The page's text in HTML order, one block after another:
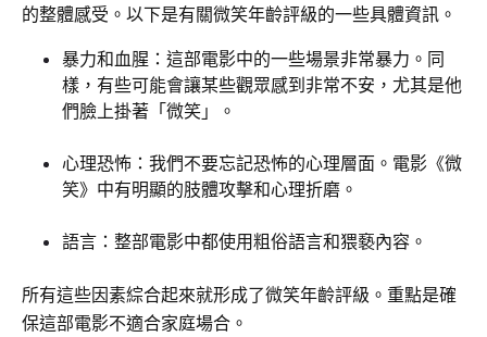
的整體感受。以下是有關微笑年齡評級的一些具體資訊。
暴力和血腥：這部電影中的一些場景非常暴力。同
樣，有些可能會讓某些觀眾感到非常不安，尤其是他
們臉上掛著「微笑」。
心理恐怖：我們不要忘記恐怖的心理層面。電影《微
笑》中有明顯的肢體攻擊和心理折磨。
語言：整部電影中都使用粗俗語言和猥褻內容。
所有這些因素綜合起來就形成了微笑年齡評級。重點是確
保這部電影不適合家庭場合。